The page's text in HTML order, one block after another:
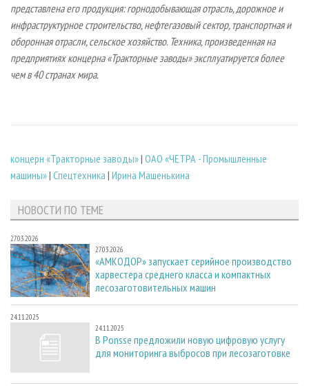
представлена его продукция: горнодобывающая отрасль, дорожное и
инфраструктурное строительство, нефтегазовый сектор, транспортная и
оборонная отрасли, сельское хозяйство. Техника, произведенная на
предприятиях концерна «Тракторные заводы» эксплуатируется более
чем в 40 странах мира.
концерн «Тракторные заводы»| ОАО «ЧЕТРА - Промышленные
машины»| Спецтехника | Ирина Машенькина
НОВОСТИ ПО ТЕМЕ
27.03.2026
27.03.2026
«АМКОДОР» запускает серийное производство
харвестера среднего класса и компактных
лесозаготовительных машин
24.11.2025
24.11.2025
В Ponsse предложили новую цифровую услугу
для мониторинга выбросов при лесозаготовке